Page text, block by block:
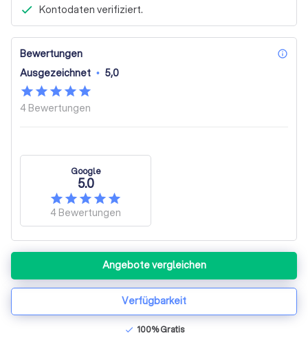
Kontodaten verifiziert.
Bewertungen
Ausgezeichnet • 5,0
4 Bewertungen
Google
5.0
4 Bewertungen
Angebote vergleichen
Verfügbarkeit
check 100% Gratis